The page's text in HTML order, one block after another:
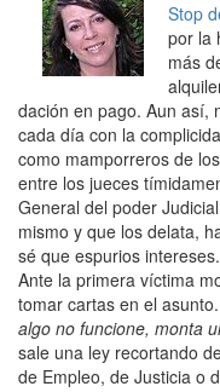
Stop
por la
más
dación en pago. Aun así,
cada día con la
como mamporreros de
entre los jueces
General del poder
mismo y que los delata,
sé que espurios intereses.
Ante la primera víctima
tomar cartas en el
algo no funcione, monta
sale una ley recortando
de Empleo, de Justicia o